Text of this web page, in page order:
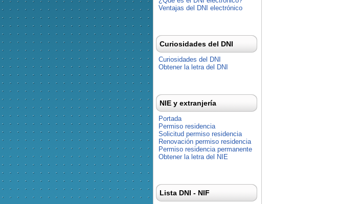
Ventajas del DNI electrónico
Curiosidades del DNI
Curiosidades del DNI
Obtener la letra del DNI
NIE y extranjería
Portada
Permiso residencia
Solicitud permiso residencia
Renovación permiso residencia
Permiso residencia permanente
Obtener la letra del NIE
Lista DNI - NIF